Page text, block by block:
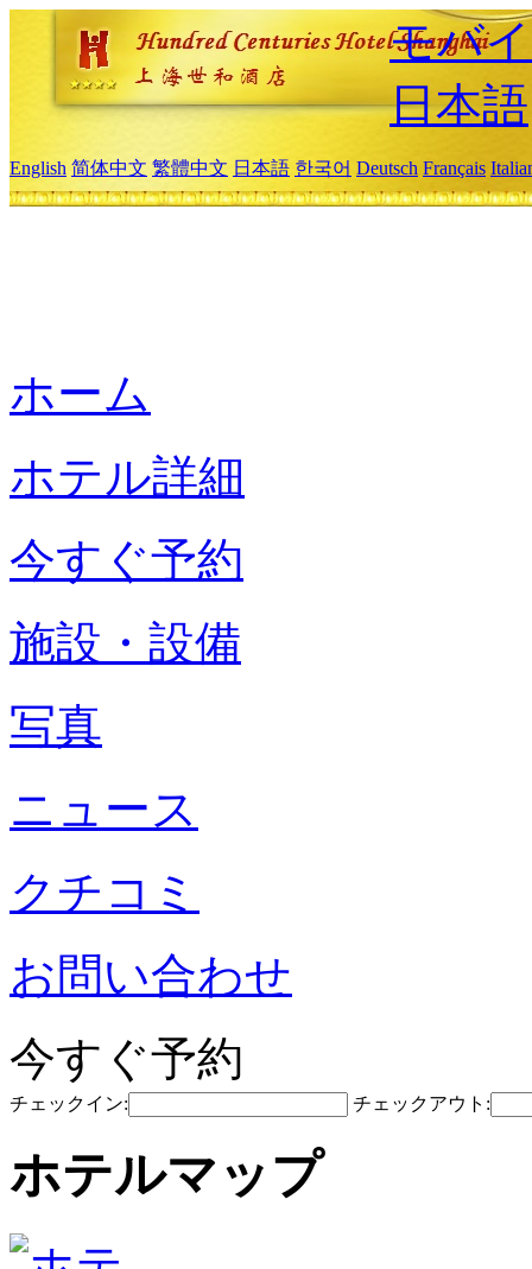
モバ
日本語
English 简体中文 繁體中文 日本語 한국어 Deutsch Français
ホーム
ホテル詳細
今すぐ予約
施設・設備
写真
ニュース
クチコミ
お問い合わせ
今すぐ予約
チェックイン: チェックアウト:
ホテルマップ